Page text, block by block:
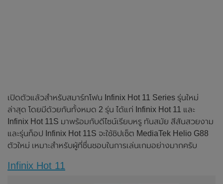
เปิดตัวแล้วสำหรับสมาร์ทโฟน Infinix Hot 11 Series รุ่นใหม่
ล่าสุด โดยมีด้วยกันทั้งหมด 2 รุ่น ได้แก่ Infinix Hot 11 และ
Infinix Hot 11S มาพร้อมกับดีไซน์เรียบหรู ทันสมัย สีสันสวยงาม
และรุ่นท็อป Infinix Hot 11S จะใช้ชิปเซ็ต MediaTek Helio G88
ตัวใหม่ เหมาะสำหรับผู้ที่ชื่นชอบในการเล่นเกมอย่างมากครับ
Infinix Hot 11